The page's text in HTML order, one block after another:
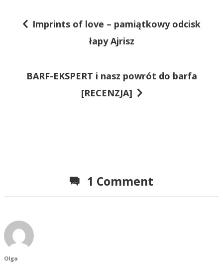
p
s
u
Imprints of love – pamiątkowy odcisk
łapy Ajrisz
BARF-EKSPERT i nasz powrót do barfa
[RECENZJA]
1 Comment
Olga